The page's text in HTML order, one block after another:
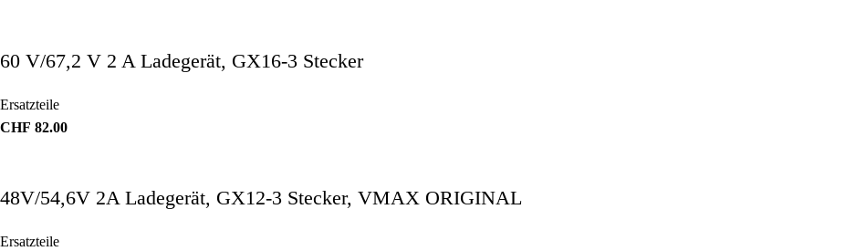
60 V/67,2 V 2 A Ladegerät, GX16-3 Stecker
Ersatzteile
CHF 82.00
48V/54,6V 2A Ladegerät, GX12-3 Stecker, VMAX ORIGINAL
Ersatzteile